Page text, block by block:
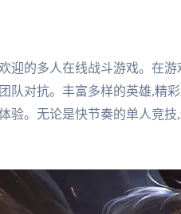
迎的多人在线战斗游戏。在
队对抗。丰富多样的英雄,精
验。无论是快节奏的单人竞